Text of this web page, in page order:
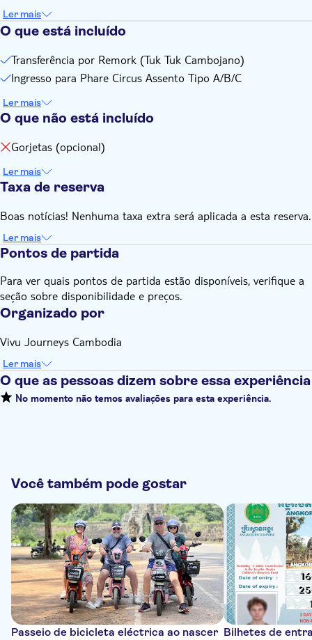
Ler mais
O que está incluído
Transferência por Remork (Tuk Tuk Cambojano)
Ingresso para Phare Circus Assento Tipo A/B/C
Ler mais
O que não está incluído
Gorjetas (opcional)
Ler mais
Taxa de reserva
Boas notícias! Nenhuma taxa extra será aplicada a esta reserva.
Ler mais
Pontos de partida
Para ver quais pontos de partida estão disponíveis, verifique a
seção sobre disponibilidade e preços.
Organizado por
Vivu Journeys Cambodia
Ler mais
O que as pessoas dizem sobre essa experiência
No momento não temos avaliações para esta experiência.
Você também pode gostar
Passeio de bicicleta eléctrica ao nascer Bilhetes de